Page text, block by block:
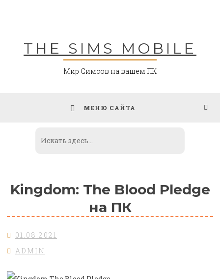
THE SIMS MOBILE
Мир Симсов на вашем ПК
МЕНЮ САЙТА
Kingdom: The Blood Pledge
на ПК
01.08.2021
ADMIN